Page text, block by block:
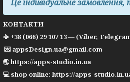
Це індивідуальне
КОНТАКТИ
📳 +38 (066) 29 107 13 — (Viber,
💌 appsDesign.ua@gmail.com
🌏 https://apps-studio.in.ua
💻 shop online: https://apps-